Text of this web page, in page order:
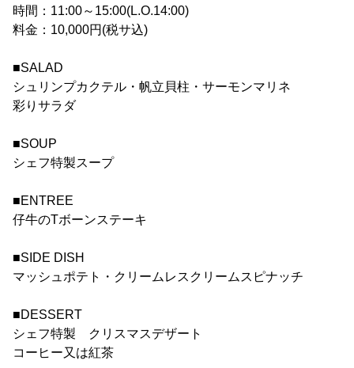
時間：11:00～15:00(L.O.14:00)
料金：10,000円(税サ込)
■SALAD
シュリンプカクテル・帆立貝柱・サーモンマリネ
彩りサラダ
■SOUP
シェフ特製スープ
■ENTREE
仔牛のTボーンステーキ
■SIDE DISH
マッシュポテト・クリームレスクリームスピナッチ
■DESSERT
シェフ特製 クリスマスデザート
コーヒー又は紅茶